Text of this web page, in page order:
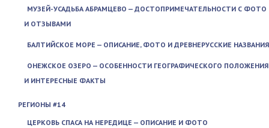
МУЗЕЙ-УСАДЬБА АБРАМЦЕВО — ДОСТОПРИМЕЧАТЕЛЬНОСТИ С ФОТО
И ОТЗЫВАМИ
БАЛТИЙСКОЕ МОРЕ — ОПИСАНИЕ, ФОТО И ДРЕВНЕРУССКИЕ НАЗВАНИЯ
ОНЕЖСКОЕ ОЗЕРО — ОСОБЕННОСТИ ГЕОГРАФИЧЕСКОГО ПОЛОЖЕНИЯ
И ИНТЕРЕСНЫЕ ФАКТЫ
РЕГИОНЫ #14
ЦЕРКОВЬ СПАСА НА НЕРЕДИЦЕ — ОПИСАНИЕ И ФОТО